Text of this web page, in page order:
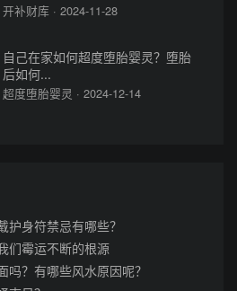
开补财库 · 2024-11-28
自己在家如何超度堕胎婴灵？堕胎
后如何...
超度堕胎婴灵 · 2024-12-14
护身符禁忌有哪些？
们霉运不断的根源
吗？有哪些风水原因呢？